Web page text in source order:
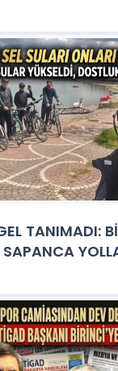
TANIMADI:
SAPANCA